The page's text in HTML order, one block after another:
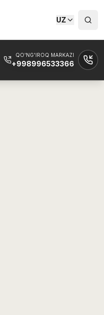
UZ
QO'NG'IROQ MARKAZI
+998996533366